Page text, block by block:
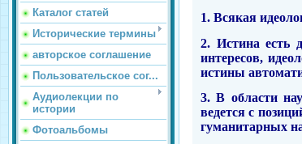
Каталог статей
Исторические термины
авторское соглашение
Пользовательское сог...
Аудиолекции по
истории
Фотоальбомы
1. Всякая
2. Истина есть
интересов,
истины
3. В области
ведется с
гуманитарных